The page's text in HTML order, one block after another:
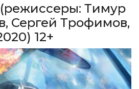
(режиссеры: Тимур
Сергей Трофимов,
12+